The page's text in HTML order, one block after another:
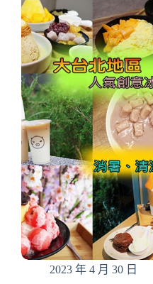
里
山
森
林
鐵
路
車
庫
園
區、
檜
意
森
活
村/
親
子
一
日
包】
精
選
23
家
日
式
燒
烤、
串
燒、
韓
國
烤
肉/
精
選
雙
2023 年 4 月 30 日